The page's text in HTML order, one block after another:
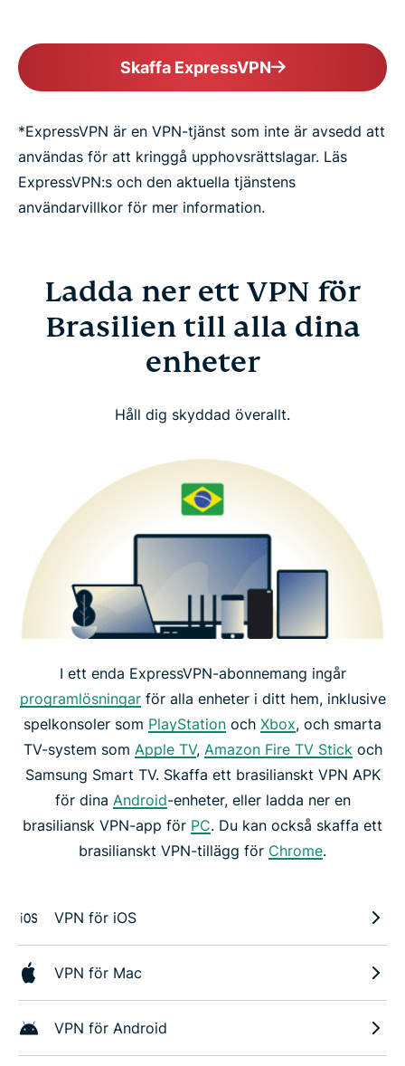
Skaffa ExpressVPN
*ExpressVPN är en VPN-tjänst som inte är avsedd att
användas för att kringgå upphovsrättslagar. Läs
ExpressVPN:s och den aktuella tjänstens
användarvillkor för mer information.
Ladda ner ett VPN för
Brasilien till alla dina
enheter
Håll dig skyddad överallt.
I ett enda ExpressVPN-abonnemang ingår
programlösningarför alla enheter i ditt hem, inklusive
spelkonsoler som PlayStation och Xbox, och smarta
TV-system som Apple TV, Amazon Fire TV Stick och
Samsung Smart TV. Skaffa ett brasilianskt VPN APK
för dina Android-enheter, eller ladda ner en
brasiliansk VPN-app för PC. Du kan också skaffa ett
brasilianskt VPN-tillägg för Chrome.
VPN för iOS
VPN för Mac
VPN för Android